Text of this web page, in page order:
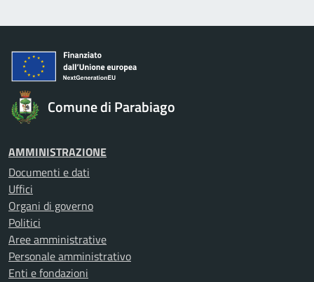
Comune di Parabiago
AMMINISTRAZIONE
Documenti e dati
Uffici
Organi di governo
Politici
Aree amministrative
Personale amministrativo
Enti e fondazioni